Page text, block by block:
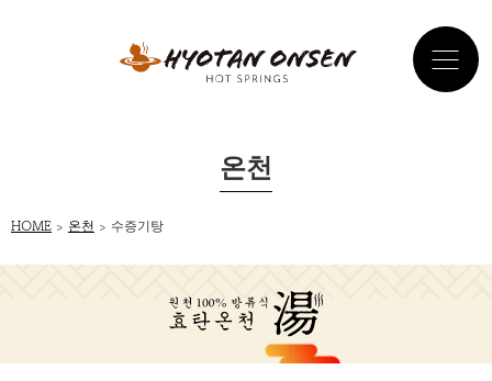
온천
HOME > 온천 > 수증기탕